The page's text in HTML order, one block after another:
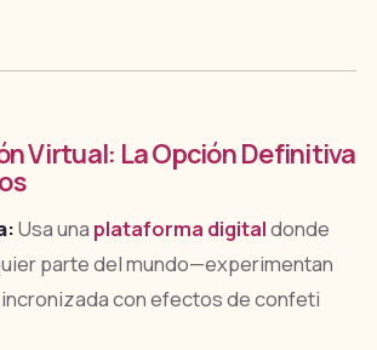
Virtual: La Opción Definitiva
Usa una plataforma digitaldonde
parte del mundo—experimentan
con efectos de confeti